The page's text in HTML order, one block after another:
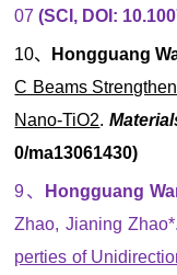
07(SCI, DOI:
10、 Hongguang
C Beams
Nano-TiO2.
0/ma13061430)
9、 Hongguang
Zhao, Jianing Zhao*.
perties of